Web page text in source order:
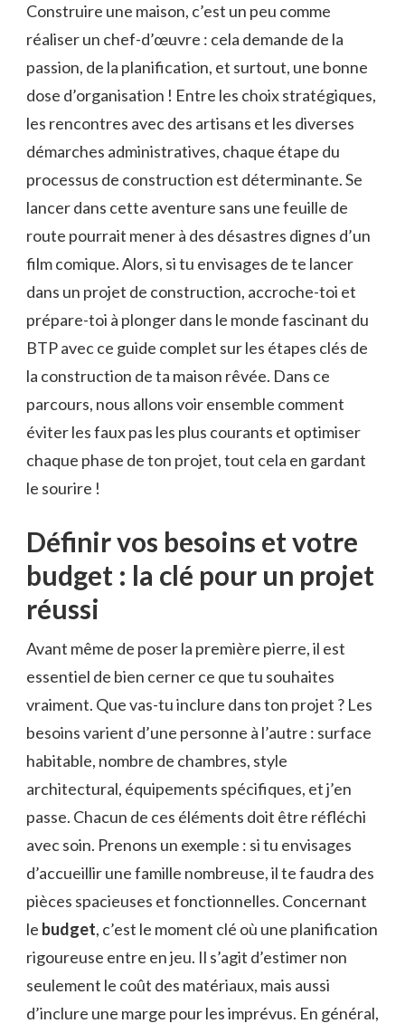
Construire une maison, c’est un peu comme
réaliser un chef-d’œuvre : cela demande de la
passion, de la planification, et surtout, une bonne
dose d’organisation ! Entre les choix stratégiques,
les rencontres avec des artisans et les diverses
démarches administratives, chaque étape du
processus de construction est déterminante. Se
lancer dans cette aventure sans une feuille de
route pourrait mener à des désastres dignes d’un
film comique. Alors, si tu envisages de te lancer
dans un projet de construction, accroche-toi et
prépare-toi à plonger dans le monde fascinant du
BTP avec ce guide complet sur les étapes clés de
la construction de ta maison rêvée. Dans ce
parcours, nous allons voir ensemble comment
éviter les faux pas les plus courants et optimiser
chaque phase de ton projet, tout cela en gardant
le sourire !
Définir vos besoins et votre
budget : la clé pour un projet
réussi
Avant même de poser la première pierre, il est
essentiel de bien cerner ce que tu souhaites
vraiment. Que vas-tu inclure dans ton projet ? Les
besoins varient d’une personne à l’autre : surface
habitable, nombre de chambres, style
architectural, équipements spécifiques, et j’en
passe. Chacun de ces éléments doit être réfléchi
avec soin. Prenons un exemple : si tu envisages
d’accueillir une famille nombreuse, il te faudra des
pièces spacieuses et fonctionnelles. Concernant
le budget, c’est le moment clé où une planification
rigoureuse entre en jeu. Il s’agit d’estimer non
seulement le coût des matériaux, mais aussi
d’inclure une marge pour les imprévus. En général,